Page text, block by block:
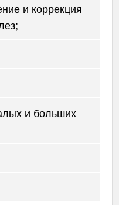
и коррекция
и больших